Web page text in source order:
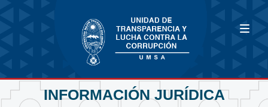
INFORMACIÓN JURÍDICA